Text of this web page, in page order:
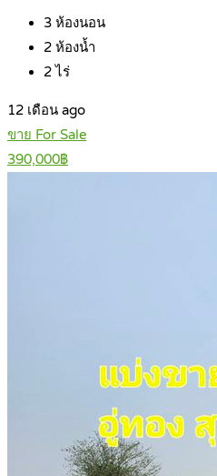
3 ห้องนอน
2 ห้องน้ำ
2ไร่
12 เดือน ago
ขาย For Sale
390,000฿